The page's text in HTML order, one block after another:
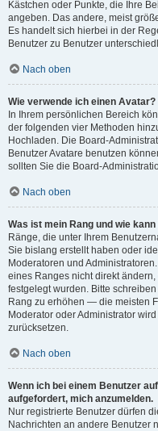
Kästchen oder Punkte, die Ihre
angeben. Das andere, meist
Es handelt sich hierbei in der
Benutzer zu Benutzer
Nach oben
Wie verwende ich einen Avatar?
In Ihrem persönlichen Bereich
der folgenden vier Methoden
Hochladen. Die Board-
Benutzer Avatare benutzen
sollten Sie die Board-
Nach oben
Was ist mein Rang und wie
Ränge, die unter Ihrem
Sie bislang erstellt haben oder
Moderatoren und
eines Ranges nicht direkt
festgelegt wurden. Bitte
Rang zu erhöhen — die meisten
Moderator oder Administrator
zurücksetzen.
Nach oben
Wenn ich bei einem Benutzer
aufgefordert, mich anzumelden.
Nur registrierte Benutzer dürfen
Nachrichten an andere Benutzer